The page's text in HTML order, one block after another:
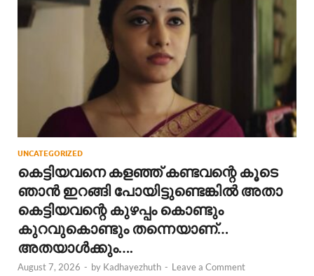
UNCATEGORIZED
കെട്ടിയവനെ കളഞ്ഞ് കണ്ടവന്റെ കൂടെ
ഞാൻ ഇറങ്ങി പോയിട്ടുണ്ടെങ്കിൽ അതാ
കെട്ടിയവന്റെ കുഴപ്പം കൊണ്ടും
കുറവുകൊണ്ടും തന്നെയാണ്…
അതയാൾക്കും….
August 7, 2026 - by Kadhayezhuth - Leave a Comment